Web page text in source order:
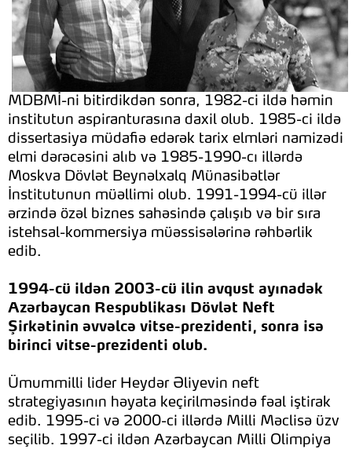
MDBMİ-ni bitirdikdən sonra, 1982-ci ildə həmin
institutun aspiranturasına daxil olub. 1985-ci ildə
dissertasiya müdafiə edərək tarix elmləri namizədi
elmi dərəcəsini alıb və 1985-1990-cı illərdə
Moskva Dövlət Beynəlxalq Münasibətlər
İnstitutunun müəllimi olub. 1991-1994-cü illər
ərzində özəl biznes sahəsində çalışıb və bir sıra
istehsal-kommersiya müəssisələrinə rəhbərlik
edib.
1994-cü ildən 2003-cü ilin avqust ayınadək
Azərbaycan Respublikası Dövlət Neft
Şirkətinin əvvəlcə vitse-prezidenti, sonra isə
birinci vitse-prezidenti olub.
Ümummilli lider Heydər Əliyevin neft
strategiyasının həyata keçirilməsində fəal iştirak
edib. 1995-ci və 2000-ci illərdə Milli Məclisə üzv
seçilib. 1997-ci ildən Azərbaycan Milli Olimpiya